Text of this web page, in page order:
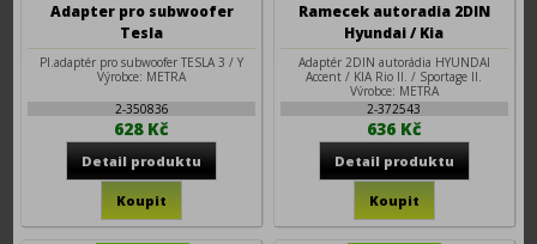
Adapter pro subwoofer
Tesla
Pl.adaptér pro subwoofer TESLA 3 / Y
Výrobce: METRA
2-350836
628 Kč
Ramecek autoradia 2DIN
Hyundai / Kia
Adaptér 2DIN autorádia HYUNDAI
Accent / KIA Rio II. / Sportage II.
Výrobce: METRA
2-372543
636 Kč